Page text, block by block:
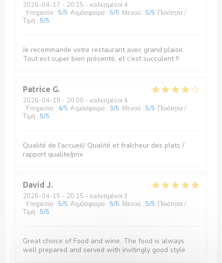
2026-04-17 - 20:15 - καλεσμένοι 4
Υπηρεσία : 5/5 Ατμόσφαιρα : 5/5 Μενού : 5/5 Ποιότητα /
Τιμή : 5/5
Je recommande votre restaurant avec grand plaisir.
Tout est super bien présenté, et c’est succulent !!
Patrice G
2026-04-18 - 20:00 - καλεσμένοι 4
Υπηρεσία : 4/5 Ατμόσφαιρα : 3/5 Μενού : 5/5 Ποιότητα /
Τιμή : 5/5
Qualité de l'accueil/ Qualité et fraîcheur des plats /
rapport qualite/prix
David J
2026-04-15 - 20:15 - καλεσμένοι 3
Υπηρεσία : 5/5 Ατμόσφαιρα : 5/5 Μενού : 5/5 Ποιότητα /
Τιμή : 5/5
Great choice of Food and wine. The food is always
well prepared and served with invitingly good style